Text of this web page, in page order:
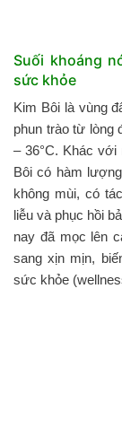
Suối khoáng
sức khỏe
Kim Bôi là vùng
phun trào từ lòng
– 36°C. Khác với
Bôi có hàm
không mùi, có
liễu và phục hồi
nay đã mọc lên
sang xịn mịn,
sức khỏe